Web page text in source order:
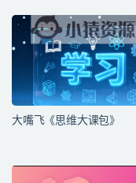
大嘴飞《思维大课包》